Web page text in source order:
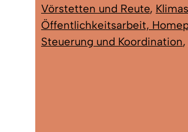
Vörstetten und Reute,
Öffentlichkeitsarbeit,
Steuerung und Koordination,